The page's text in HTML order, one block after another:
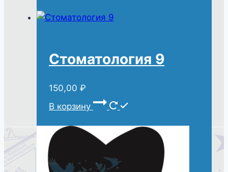
Стоматология 9
150,00 ₽
В корзину